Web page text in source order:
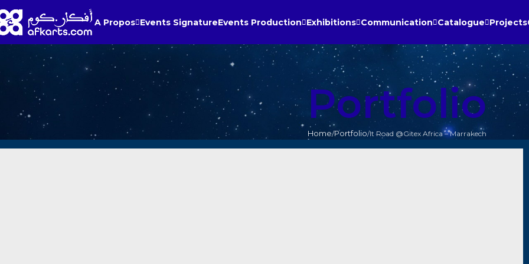
A Propos Events SignatureEvents Production Exhibitions Communication Catalogue Projects
Portfolio
Home Portfolio It Road @Gitex Africa – Marrakech